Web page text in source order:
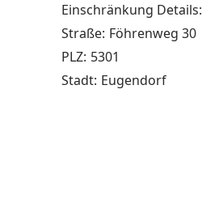
Einschränkung Details:
Straße: Föhrenweg 30
PLZ: 5301
Stadt: Eugendorf